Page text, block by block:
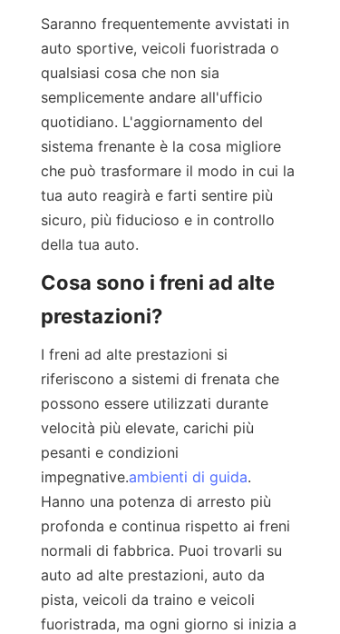
Saranno frequentemente avvistati in
auto sportive, veicoli fuoristrada o
qualsiasi cosa che non sia
semplicemente andare all'ufficio
quotidiano. L'aggiornamento del
sistema frenante è la cosa migliore
che può trasformare il modo in cui la
tua auto reagirà e farti sentire più
sicuro, più fiducioso e in controllo
della tua auto.
Cosa sono i freni ad alte
prestazioni?
I freni ad alte prestazioni si
riferiscono a sistemi di frenata che
possono essere utilizzati durante
velocità più elevate, carichi più
pesanti e condizioni
impegnative.ambienti di guida.
Hanno una potenza di arresto più
profonda e continua rispetto ai freni
normali di fabbrica. Puoi trovarli su
auto ad alte prestazioni, auto da
pista, veicoli da traino e veicoli
fuoristrada, ma ogni giorno si inizia a